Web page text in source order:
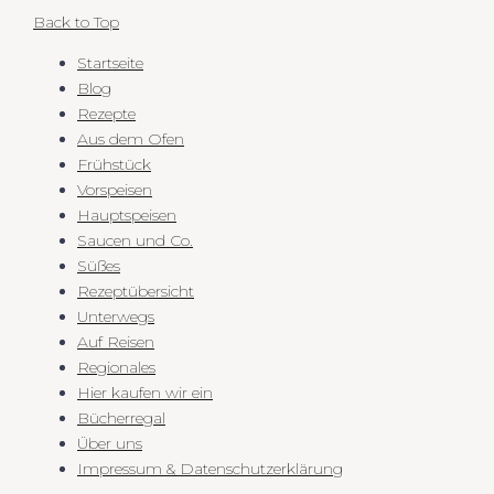
Back to Top
Startseite
Blog
Rezepte
Aus dem Ofen
Frühstück
Vorspeisen
Hauptspeisen
Saucen und Co.
Süßes
Rezeptübersicht
Unterwegs
Auf Reisen
Regionales
Hier kaufen wir ein
Bücherregal
Über uns
Impressum & Datenschutzerklärung